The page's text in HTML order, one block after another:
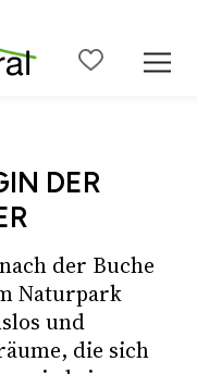
DER
der Buche
Naturpark
und
die sich